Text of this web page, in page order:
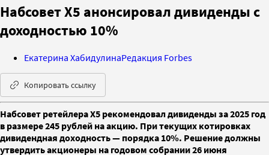
Набсовет X5 анонсировал дивиденды с
доходностью 10%
Екатерина ХабидулинаРедакция Forbes
Копировать ссылку
Набсовет ретейлера X5 рекомендовал дивиденды за 2025 год
в размере 245 рублей на акцию. При текущих котировках
дивидендная доходность — порядка 10%. Решение должны
утвердить акционеры на годовом собрании 26 июня